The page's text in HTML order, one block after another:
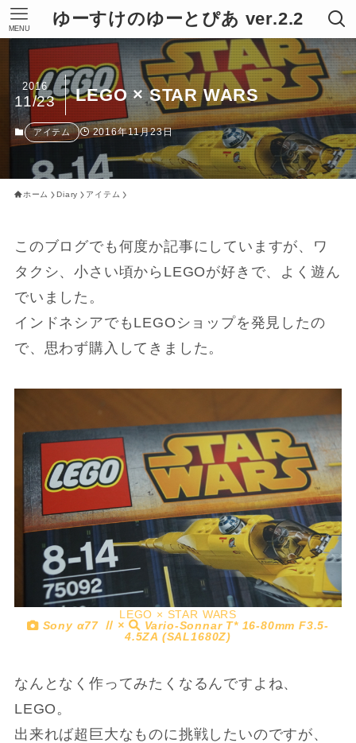
ゆーすけのゆーとぴあ ver.2.2
MENU
LEGO × STAR WARS
2016
11/23
アイテム 2016年11月23日
ホーム Diary アイテム
このブログでも何度か記事にしていますが、ワ
タクシ、小さい頃からLEGOが好きで、よく遊ん
でいました。
インドネシアでもLEGOショップを発見したの
で、思わず購入してきました。
LEGO × STAR WARS
Sony α77 Ⅱ ×
Vario-Sonnar T* 16-80mm F3.5-
4.5ZA (SAL1680Z)
なんとなく作ってみたくなるんですよね、
LEGO。
出来れば超巨大なものに挑戦したいのですが、